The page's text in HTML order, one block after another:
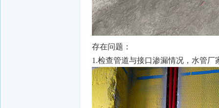
存在问题：
1.检查管道与接口渗漏情况，水管厂